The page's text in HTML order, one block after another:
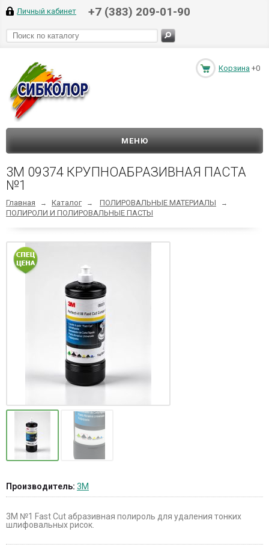
Личный кабинет +7 (383) 209-01-90
Корзина +0
МЕНЮ
3M 09374 КРУПНОАБРАЗИВНАЯ ПАСТА
№1
Главная → Каталог → ПОЛИРОВАЛЬНЫЕ МАТЕРИАЛЫ →
ПОЛИРОЛИ И ПОЛИРОВАЛЬНЫЕ ПАСТЫ
Производитель: 3M
3М №1 Fast Cut абразивная полироль для удаления тонких
шлифовальных рисок.